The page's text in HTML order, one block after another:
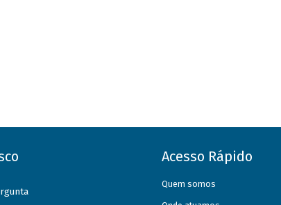
Acesso Rápido
Quem somos